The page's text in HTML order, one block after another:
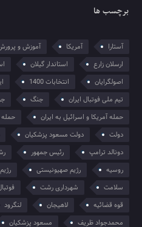
برچسب ها
آستارا آمریکا آموزش و
ارسلان زارع
استاندار گیلان
اصولگرایان
انتخابات 1400
تیم ملی فوتبال ایران
جنگ
حمله آمریکا و اسرائیل به ایران
حمله
دولت
دولت مسعود پزشکیان
دونالد ترامپ
رئیس جمهور
روسیه
رژیم صهیونیستی
سلامت
شهرداری رشت
قوه قضائیه
لاهیجان لنگرود
محمدجواد ظریف
مسعود پزشکیان